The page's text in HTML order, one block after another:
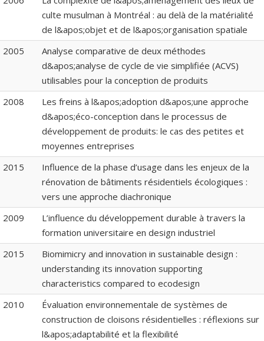
culte musulman à Montréal : au delà de la matérialité
de l&apos;objet et de l&apos;organisation spatiale
2005
Analyse comparative de deux méthodes
d&apos;analyse de cycle de vie simplifiée (ACVS)
utilisables pour la conception de produits
2008
Les freins à l&apos;adoption d&apos;une approche
d&apos;éco-conception dans le processus de
développement de produits: le cas des petites et
moyennes entreprises
2015
Influence de la phase d’usage dans les enjeux de la
rénovation de bâtiments résidentiels écologiques :
vers une approche diachronique
2009
L’influence du développement durable à travers la
formation universitaire en design industriel
2015
Biomimicry and innovation in sustainable design :
understanding its innovation supporting
characteristics compared to ecodesign
2010
Évaluation environnementale de systèmes de
construction de cloisons résidentielles : réflexions sur
l&apos;adaptabilité et la flexibilité